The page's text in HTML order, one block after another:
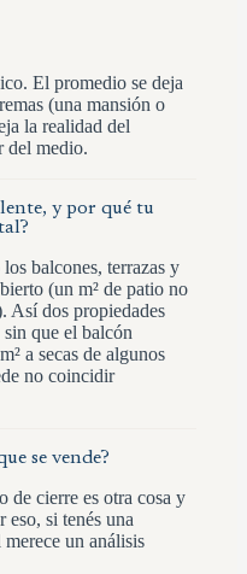
El promedio se deja
(una mansión o
la realidad del
del medio.
y por qué tu
balcones, terrazas y
(un m² de patio no
Así dos propiedades
que el balcón
a secas de algunos
no coincidir
se vende?
de cierre es otra cosa y
eso, si tenés una
un análisis